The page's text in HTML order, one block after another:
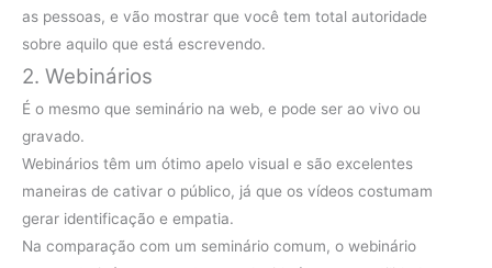
as pessoas, e vão mostrar que você tem total autoridade
sobre aquilo que está escrevendo.
2. Webinários
É o mesmo que seminário na web, e pode ser ao vivo ou
gravado.
Webinários têm um ótimo apelo visual e são excelentes
maneiras de cativar o público, já que os vídeos costumam
gerar identificação e empatia.
Na comparação com um seminário comum, o webinário